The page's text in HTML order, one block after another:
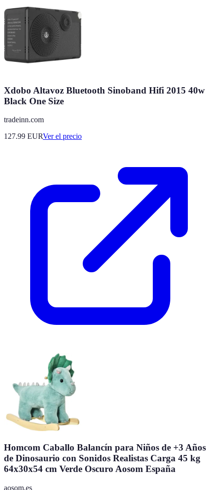
Xdobo Altavoz Bluetooth Sinoband Hifi 2015 40w
Black One Size
tradeinn.com
127.99 EURVer el precio
Homcom Caballo Balancín para Niños de +3 Años
de Dinosaurio con Sonidos Realistas Carga 45 kg
64x30x54 cm Verde Oscuro Aosom España
aosom.es